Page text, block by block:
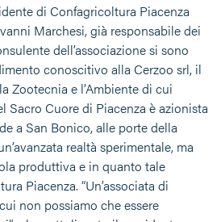
di Confagricoltura Piacenza
Marchesi, già responsabile dei
dell’associazione si sono
conoscitivo alla Cerzoo srl, il
Zootecnia e l’Ambiente di cui
Sacro Cuore di Piacenza è azionista
a San Bonico, alle porte della
realtà sperimentale, ma
produttiva e in quanto tale
Piacenza. “Un’associata di
non possiamo che essere